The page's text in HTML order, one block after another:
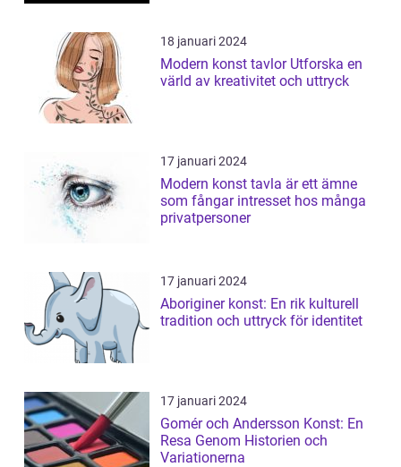
18 januari 2024
Modern konst tavlor Utforska en
värld av kreativitet och uttryck
17 januari 2024
Modern konst tavla är ett ämne
som fångar intresset hos många
privatpersoner
17 januari 2024
Aboriginer konst: En rik kulturell
tradition och uttryck för identitet
17 januari 2024
Gomér och Andersson Konst: En
Resa Genom Historien och
Variationerna